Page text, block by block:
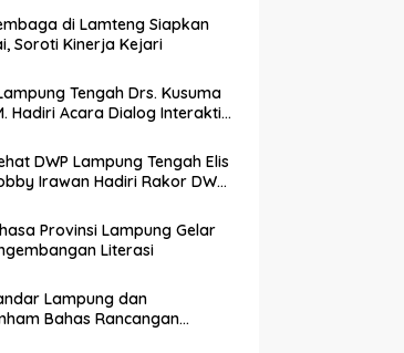
di Lamteng Siapkan
Soroti Kinerja Kejari
Tengah Drs. Kusuma
Hadiri Acara Dialog Interaktif
DWP Lampung Tengah Elis
Irawan Hadiri Rakor DWP
Provinsi Lampung Gelar
Literasi
Lampung dan
Bahas Rancangan